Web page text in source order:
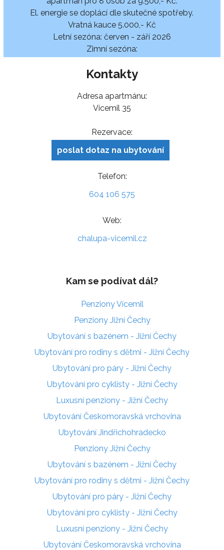
El. energie se doplácí dle skutečné spotřeby.
Vratná kauce 5.000,- Kč
Letní sezóna: červen - září 2026
Zimní sezóna:
Kontakty
Adresa apartmánu:
Vícemil 35
Rezervace:
poslat dotaz na ubytování
Telefon:
604 106 575
Web:
chalupa-vicemil.cz
Kam se podívat dál?
Penziony Vícemil
Penziony Jižní Čechy
Ubytování s bazénem - Jižní Čechy
Ubytování pro rodiny s dětmi - Jižní Čechy
Ubytování pro páry - Jižní Čechy
Ubytování pro cyklisty - Jižní Čechy
Luxusní penziony - Jižní Čechy
Ubytování Českomoravská vrchovina
Ubytování Jindřichohradecko
Penziony Jižní Čechy
Ubytování s bazénem - Jižní Čechy
Ubytování pro rodiny s dětmi - Jižní Čechy
Ubytování pro páry - Jižní Čechy
Ubytování pro cyklisty - Jižní Čechy
Luxusní penziony - Jižní Čechy
Ubytování Českomoravská vrchovina